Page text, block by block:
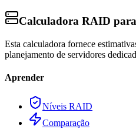
Calculadora RAID
Esta calculadora fornece
planejamento de servidores
Aprender
Níveis RAID
Comparação